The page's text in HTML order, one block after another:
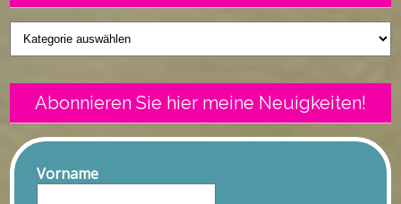
Geschriebenes
Abonnieren Sie hier meine Neuigkeiten!
Vorname